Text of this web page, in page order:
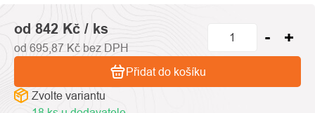
od 842 Kč / ks
od 695,87 Kč bez DPH
Zvolte variantu
Přidat do košíku